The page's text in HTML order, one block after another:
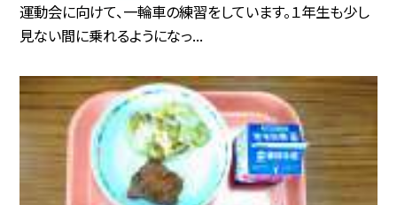
運動会に向けて、一輪車の練習をしています。１年生も少し
見ない間に乗れるようになっ...